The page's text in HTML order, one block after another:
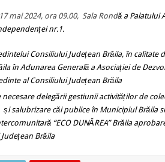
mai 2024, ora 09.00, Sala Rondă a Palatului
nr.1.
Consiliului Județean Brăila, în calitate
în Adunarea Generală a Asociației de
al Consiliului Județean Brăila
delegării gestiunii activităților de
salubrizare căi publice în Municipiul Brăila
“ECO DUNĂREA” Brăila
Brăila